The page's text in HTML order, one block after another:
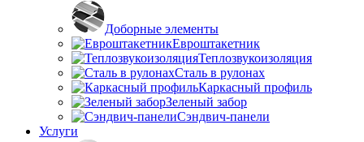
Доборные элементы
Евроштакетник
Теплозвукоизоляция
Сталь в рулонах
Каркасный профиль
Зеленый забор
Сэндвич-панели
Услуги